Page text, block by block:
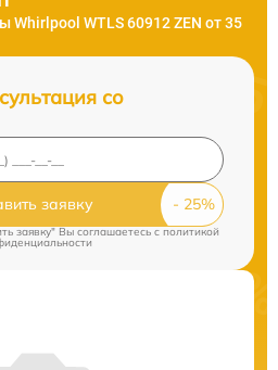
Whirlpool WTLS 60912 ZEN от 35
со
заявку
заявку" Вы соглашаетесь c политикой